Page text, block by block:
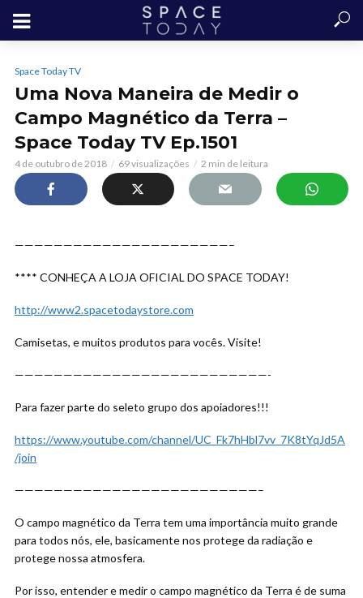
Space Today TV
Uma Nova Maneira de Medir o
Campo Magnético da Terra –
Space Today TV Ep.1501
4 de outubro de 2018 69 visualizações 2 min de leitura
——————————————————————–
**** CONHEÇA A LOJA OFICIAL DO SPACE TODAY!
http://www2.spacetodaystore.com
Camisetas, e muitos produtos para vocês. Visite!
——————————————————————————-
Para fazer partedo seleto grupo dos apoiadores!!!
https://www.youtube.com/channel/UC_Fk7hHbl7vv_7K8tYqJd5A
/join
—————————————————————————–
O campo magnético da Terra tem uma importância muito grande
para todos nós, ele, basicamente nos protege da radiação e
protege nossa atmosfera.
Por isso, entender e medir o campo magnético da Terra é de suma